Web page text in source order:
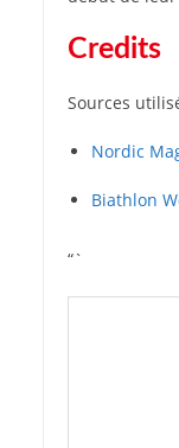
Credits
Sources
Nordic
Biathlon
“`